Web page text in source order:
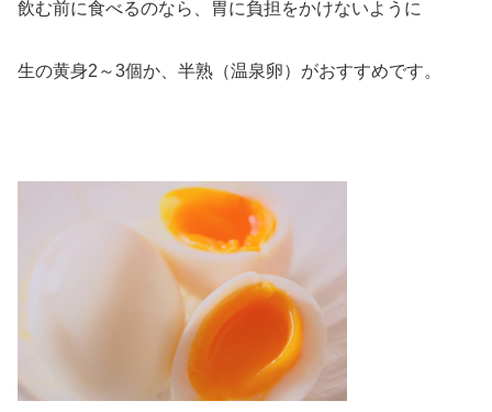
飲む前に食べるのなら、胃に負担をかけないように
生の黄身2～3個か、半熟（温泉卵）がおすすめです。